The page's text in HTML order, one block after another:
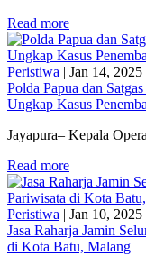
Read more
Peristiwa | Jan 14, 2025
Polda Papua dan
Ungkap Kasus
Jayapura– Kepala
Read more
Peristiwa | Jan 10, 2025
Jasa Raharja Jamin
di Kota Batu, Malang